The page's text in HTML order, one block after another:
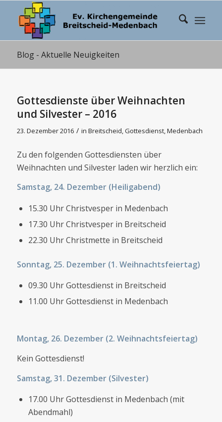
Blog - Aktuelle Neuigkeiten
Gottesdienste über Weihnachten
und Silvester – 2016
23. Dezember 2016 / in Breitscheid,Gottesdienst,Medenbach
Zu den folgenden Gottesdiensten über
Weihnachten und Silvester laden wir herzlich ein:
Samstag, 24. Dezember (Heiligabend)
15.30 Uhr Christvesper in Medenbach
17.30 Uhr Christvesper in Breitscheid
22.30 Uhr Christmette in Breitscheid
Sonntag, 25. Dezember (1. Weihnachtsfeiertag)
09.30 Uhr Gottesdienst in Breitscheid
11.00 Uhr Gottesdienst in Medenbach
Montag, 26. Dezember (2. Weihnachtsfeiertag)
Kein Gottesdienst!
Samstag, 31. Dezember (Silvester)
17.00 Uhr Gottesdienst in Medenbach (mit
Abendmahl)